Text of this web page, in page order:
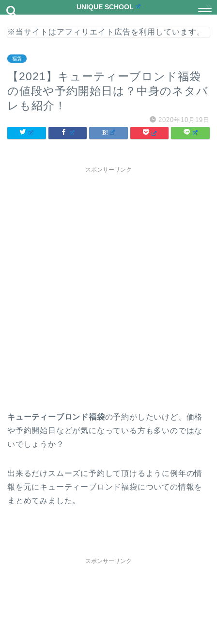
UNIQUE SCHOOL
※当サイトはアフィリエイト広告を利用しています。
福袋
【2021】キューティーブロンド福袋
の値段や予約開始日は？中身のネタバ
レも紹介！
2020年10月19日
スポンサーリンク
キューティーブロンド福袋の予約がしたいけど、価格
や予約開始日などが気になっている方も多いのではな
いでしょうか？
出来るだけスムーズに予約して頂けるように例年の情
報を元にキューティーブロンド福袋についての情報を
まとめてみました。
スポンサーリンク